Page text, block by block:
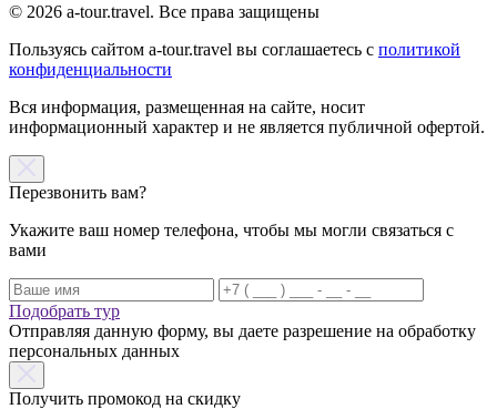
© 2026 a-tour.travel. Все права защищены
Пользуясь сайтом a-tour.travel вы соглашаетесь с политикой
конфиденциальности
Вся информация, размещенная на сайте, носит
информационный характер и не является публичной офертой.
Перезвонить вам?
Укажите ваш номер телефона, чтобы мы могли связаться с
вами
Подобрать тур
Отправляя данную форму, вы даете разрешение на обработку
персональных данных
Получить промокод на скидку